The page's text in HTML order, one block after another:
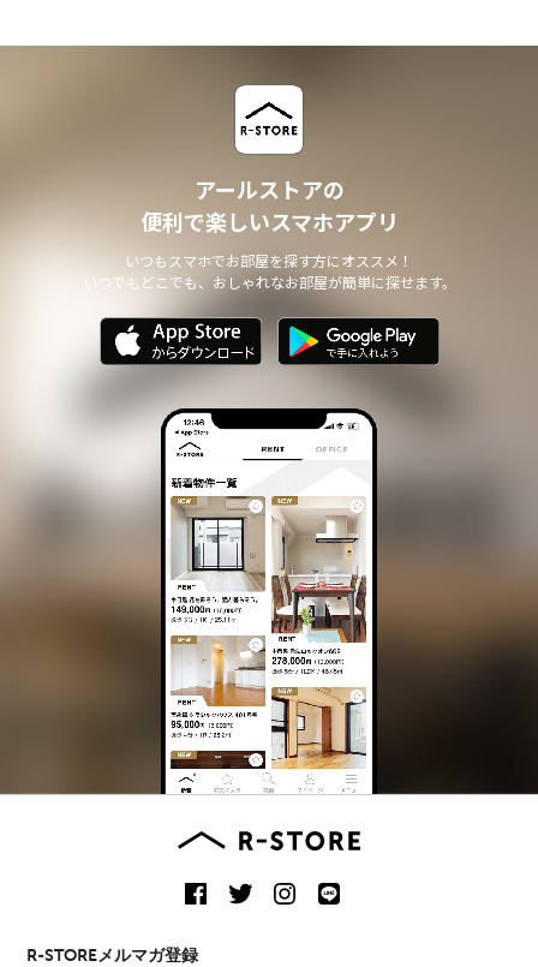
アールストアの
便利で楽しいスマホアプリ
いつもスマホでお部屋を探す方にオススメ！
いつでもどこでも、おしゃれなお部屋が簡単に探せます。
R-STOREメルマガ登録